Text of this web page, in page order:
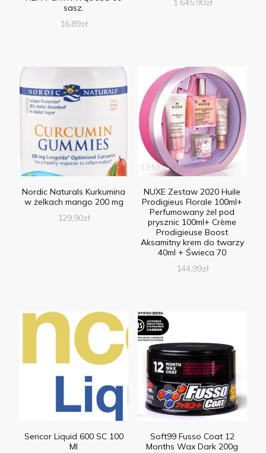
sasz.
16,89zł
1 645,90zł
Nordic Naturals Kurkumina
w żelkach mango 200 mg
129,90zł
NUXE Zestaw 2020 Huile
Prodigieus Florale 100ml+
Perfumowany żel pod
prysznic 100ml+ Crème
Prodigieuse Boost
Aksamitny krem do twarzy
40ml + Świeca 70
144,99zł
Sencor Liquid 600 SC 100
Ml
Soft99 Fusso Coat 12
Months Wax Dark 200g